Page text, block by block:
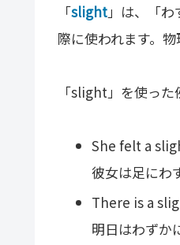
「slight」は、「わ
際に使われます。
「slight」を使った
She felt a
彼女は足にわ
There is a
明日はわずか